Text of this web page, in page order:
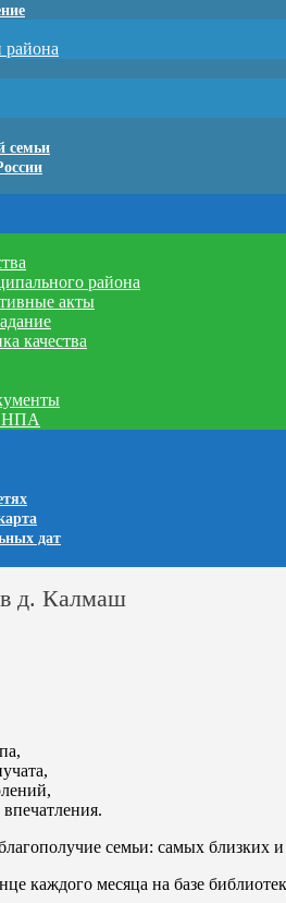
района
семьи
района
акты
качества
НПА
дат
д. Калмаш
семьи: самых
каждого месяца на базе